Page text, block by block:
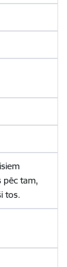
pēc tam,
tos.